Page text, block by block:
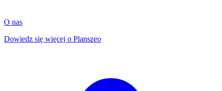
O nas
Dowiedz się więcej o Planszeo